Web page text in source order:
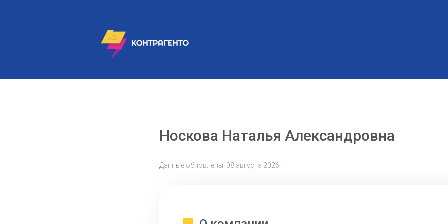
Носкова Наталья Александровна
Данные обновлены: 08 августа 2026